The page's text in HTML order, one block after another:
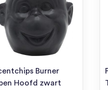
Burner
Hoofd zwart